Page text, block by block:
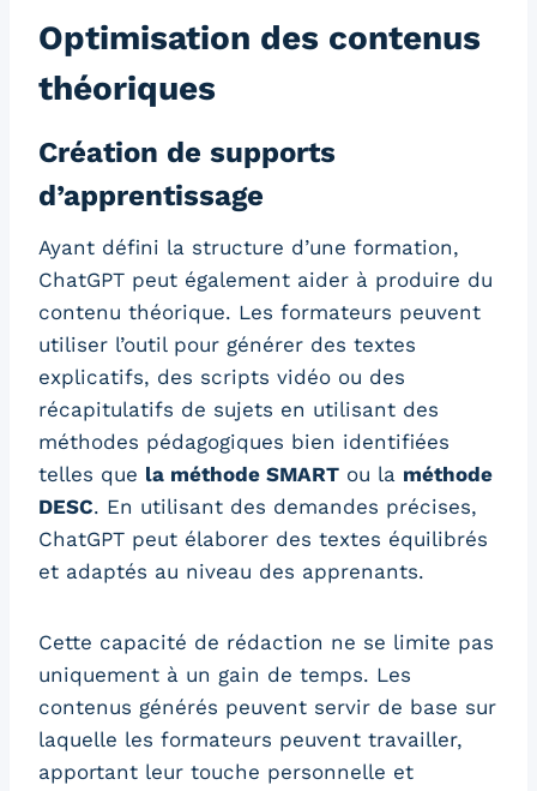
Optimisation des contenus
théoriques
Création de supports
d’apprentissage
Ayant défini la structure d’une formation,
ChatGPT peut également aider à produire du
contenu théorique. Les formateurs peuvent
utiliser l’outil pour générer des textes
explicatifs, des scripts vidéo ou des
récapitulatifs de sujets en utilisant des
méthodes pédagogiques bien identifiées
telles que la méthode SMART ou la méthode
DESC. En utilisant des demandes précises,
ChatGPT peut élaborer des textes équilibrés
et adaptés au niveau des apprenants.
Cette capacité de rédaction ne se limite pas
uniquement à un gain de temps. Les
contenus générés peuvent servir de base sur
laquelle les formateurs peuvent travailler,
apportant leur touche personnelle et